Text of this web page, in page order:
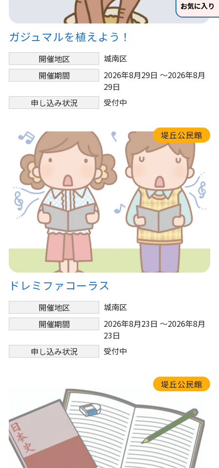
お気に入り
ガジュマルを植えよう！
開催地区
城南区
開催期間
2026年8月29日 ～2026年8月
29日
申し込み状況
受付中
堤丘公民館
ドレミファコーラス
開催地区
城南区
開催期間
2026年8月23日 ～2026年8月
23日
申し込み状況
受付中
堤丘公民館